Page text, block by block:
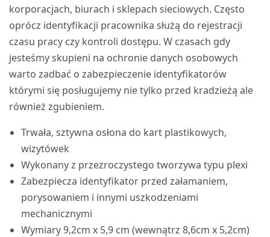
korporacjach, biurach i sklepach sieciowych. Często
oprócz identyfikacji pracownika służą do rejestracji
czasu pracy czy kontroli dostępu. W czasach gdy
jesteśmy skupieni na ochronie danych osobowych
warto zadbać o zabezpieczenie identyfikatorów
którymi się posługujemy nie tylko przed kradzieżą ale
również zgubieniem.
Trwała, sztywna osłona do kart plastikowych,
wizytówek
Wykonany z przezroczystego tworzywa typu plexi
Zabezpiecza identyfikator przed załamaniem,
porysowaniem i innymi uszkodzeniami
mechanicznymi
Wymiary 9,2cm x 5,9 cm (wewnątrz 8,6cm x 5,2cm)